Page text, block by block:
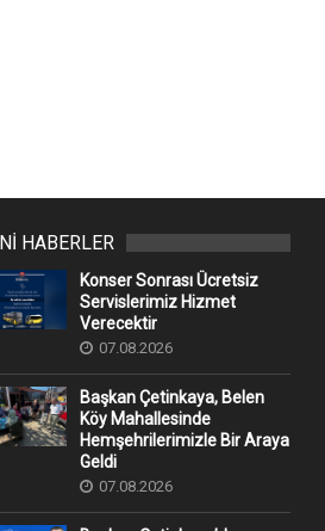
HABERLER
Konser Sonrası Ücretsiz
Servislerimiz Hizmet
Verecektir
07.08.2026
Başkan Çetinkaya, Belen
Köy Mahallesinde
Hemşehrilerimizle Bir Araya
Geldi
07.08.2026